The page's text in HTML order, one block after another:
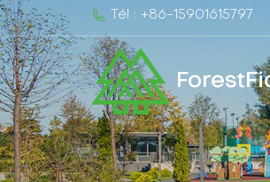
Tél : +86-15901615797